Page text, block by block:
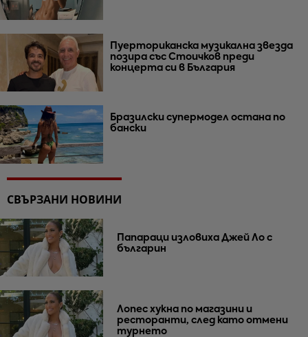
Пуерториканска музикална звезда
позира със Стоичков преди
концерта си в България
Бразилски супермодел остана по
бански
СВЪРЗАНИ НОВИНИ
Папараци изловиха Джей Ло с
българин
Лопес хукна по магазини и
ресторанти, след като отмени
турнето